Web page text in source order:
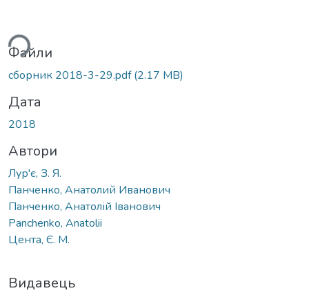
Файли
сборник 2018-3-29.pdf(2.17 MB)
Дата
2018
Автори
Лур'є, З. Я.
Панченко, Анатолий Иванович
Панченко, Анатолій Іванович
Panchenko, Anatolii
Цента, Є. М.
Видавець